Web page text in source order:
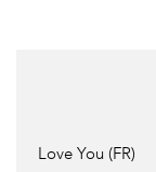
Love You (FR)